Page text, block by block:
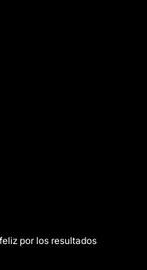
por los resultados